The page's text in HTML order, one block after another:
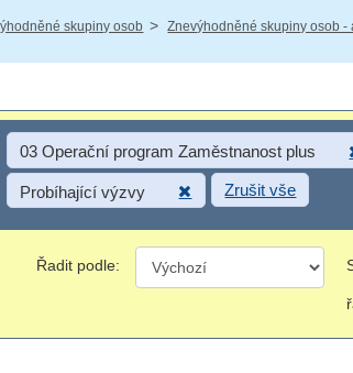
skupiny osob / Znevýhodněné skupiny osob -
03 Operační program Zaměstnanost plus
Probíhající výzvy Zrušit vše
Řadit podle: